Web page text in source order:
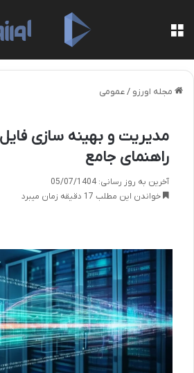
مجله اورزو /عمومی
مدیریت و بهینه سازی
راهنمای جامع
آخرین به روز رسانی: 05/07/1404
خواندن این مطلب 17 دقیقه زمان میبرد